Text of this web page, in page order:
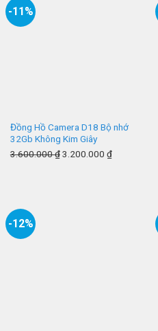
-11%
Đồng Hồ Camera D18 Bộ nhớ
32Gb Không Kim Giây
3.600.000₫ 3.200.000 ₫
-12%